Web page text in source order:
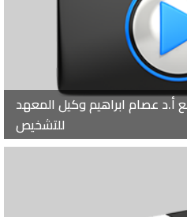
أ.د عصام ابراهيم وكيل المعهد
للتشخيص